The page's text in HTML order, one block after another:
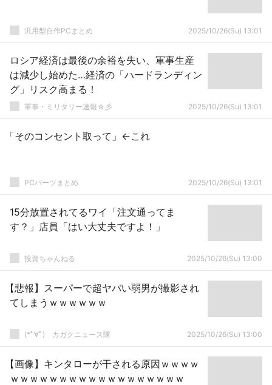
汎用型自作PCまとめ 2025/10/26(Su) 13:01
ロシア経済は最後の余裕を失い、軍事生産
は減少し始めた…経済の「ハードランディン
グ」リスク高まる！
軍事・ミリタリー速報☆彡 2025/10/26(Su) 13:01
「そのコンセント取って」←これ
PCパーツまとめ 2025/10/26(Su) 13:01
15分放置されてるワイ「注文通ってま
す？」店員「はい大丈夫ですよ！」
投資ちゃんねる 2025/10/26(Su) 13:00
【悲報】スーパーで超ヤバい弱男が撮影され
てしまうｗｗｗｗｗｗ
(*ﾟ∀ﾟ)ゞカガクニュース隊 2025/10/26(Su) 13:00
【画像】キンタローが干される原因ｗｗｗｗ
ｗｗｗｗｗｗｗｗｗｗｗｗｗｗｗｗｗｗ